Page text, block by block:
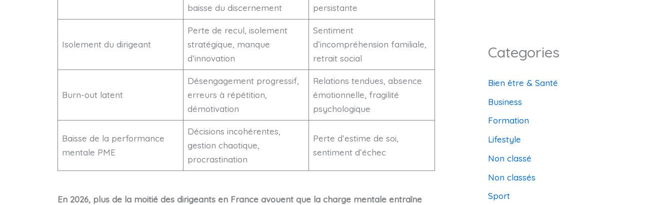
baisse du discernement
persistante
Isolement du dirigeant
Perte de recul, isolement
stratégique, manque
d’innovation
Sentiment
d’incompréhension familiale,
retrait social
Burn-out latent
Désengagement progressif,
erreurs à répétition,
démotivation
Relations tendues, absence
émotionnelle, fragilité
psychologique
Baisse de la performance
mentale PME
Décisions incohérentes,
gestion chaotique,
procrastination
Perte d’estime de soi,
sentiment d’échec
En 2026, plus de la moitié des dirigeants en France avouent que la charge mentale entraîne
Categories
Bien être & Santé
Business
Formation
Lifestyle
Non classé
Non classés
Sport